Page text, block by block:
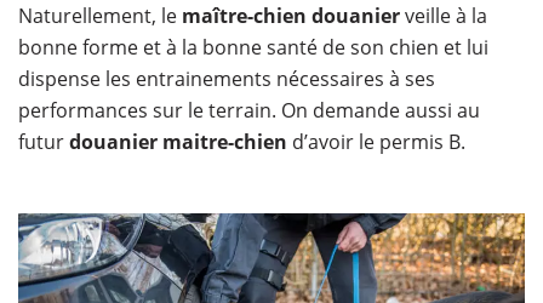
Naturellement, le maître-chien douanierveille à la
bonne forme et à la bonne santé de son chien et lui
dispense les entrainements nécessaires à ses
performances sur le terrain. On demande aussi au
futurdouanier maitre-chien d’avoir le permis B.